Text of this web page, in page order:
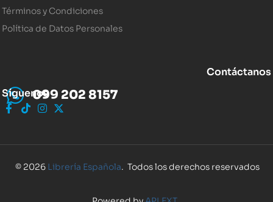
Términos y Condiciones
Política de Datos Personales
Contáctanos
099 202 8157
Síguenos
© 2026 Librería Española. Todos los derechos reservados